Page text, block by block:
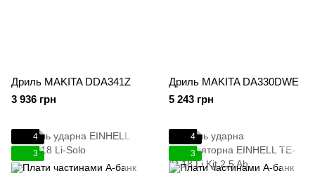
Дриль MAKITA DDA341Z
3 936 грн
Дриль MAKITA DA330DWE
5 243 грн
4
3
4
3